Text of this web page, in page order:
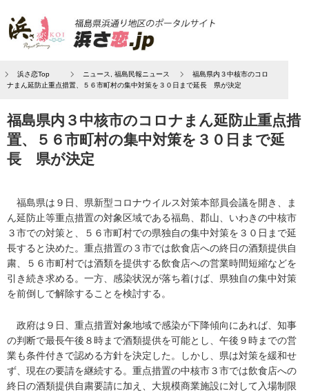
浜さ恋Top ニュース 福島民報ニュース
福島県内３中核市のコロ
ナまん延防止重点措置、５６市町村の集中対策を３０日まで延長 県が決定
福島県内３中核市のコロナまん延防止重点措
置、５６市町村の集中対策を３０日まで延
長 県が決定
福島県は９日、県新型コロナウイルス対策本部員会議を開き、ま
ん延防止等重点措置の対象区域である福島、郡山、いわきの中核市
３市での対策と、５６市町村での県独自の集中対策を３０日まで延
長すると決めた。重点措置の３市では飲食店への終日の酒類提供自
粛、５６市町村では酒類を提供する飲食店への営業時間短縮などを
引き続き求める。一方、感染状況が落ち着けば、県独自の集中対策
を前倒しで解除することを検討する。
政府は９日、重点措置対象地域で感染が下降傾向にあれば、知事
の判断で最長午後８時まで酒類提供を可能とし、午後９時までの営
業も条件付きで認める方針を決定した。しかし、県は対策を緩和せ
ず、現在の要請を継続する。重点措置の中核市３市では飲食店への
終日の酒類提供自粛要請に加え、大規模商業施設に対して入場制限